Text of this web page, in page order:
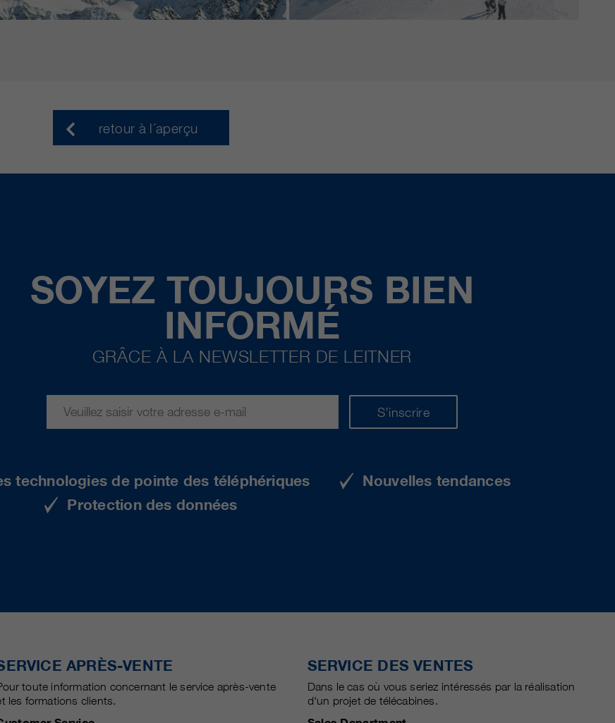
retour à l´aperçu
SOYEZ TOUJOURS BIEN
INFORMÉ
GRÂCE À LA NEWSLETTER DE LEITNER
S’inscrire
technologies de pointe des téléphériques
Nouvelles tendances
Protection des données
APRÈS-VENTE
toute information concernant le service après-vente
les formations clients.
SERVICE DES VENTES
Dans le cas où vous seriez intéressés par la réalisation
d'un projet de télécabines.